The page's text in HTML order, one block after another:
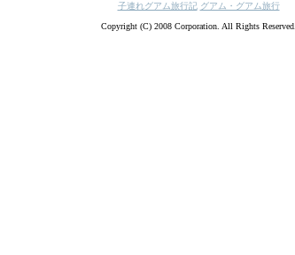
子連れグアム旅行記 グアム・グアム旅行
Copyright (C) 2008 Corporation. All Rights Reserved.